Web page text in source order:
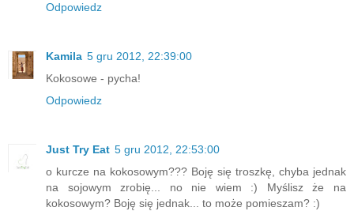
Odpowiedz
Kamila 5 gru 2012, 22:39:00
Kokosowe - pycha!
Odpowiedz
Just Try Eat 5 gru 2012, 22:53:00
o kurcze na kokosowym??? Boję się troszkę, chyba jednak
na sojowym zrobię... no nie wiem :) Myślisz że na
kokosowym? Boję się jednak... to może pomieszam? :)